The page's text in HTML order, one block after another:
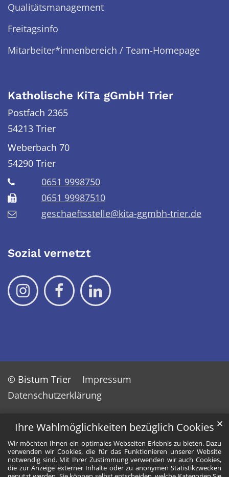
Ihre Wahlmöglichkeiten bezüglich Cookies
Wir möchten Ihnen ein optimales Webseiten-Erlebnis zu bieten. Dazu
verwenden wir Cookies, die für das Funktionieren unserer Website
notwendig sind. Mit Ihrer Zustimmung verwenden wir auch Cookies,
die zur Anzeige externer Inhalte oder zu anonymen Statistikzwecken
✕
Qualitätsmanagement
Freitagsinfo
Mitarbeiter*innenbereich / Team-Homepage
Katholische KiTa gGmbH Trier
Postfach 2365
54213 Trier
Weberbach 70
54290 Trier
0651 9998750
0651 99987510
geschaeftsstelle@kita-ggmbh-trier.de
Sozial vernetzt
© Bistum Trier
Impressum
Datenschutzerklärung